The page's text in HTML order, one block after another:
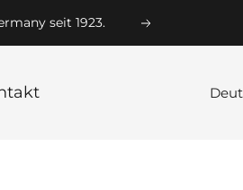
seit 1923.
Weiter